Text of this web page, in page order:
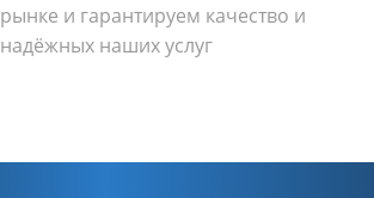
рынке и гарантируем качество и
надёжных наших услуг